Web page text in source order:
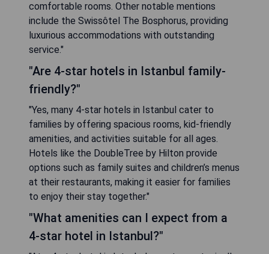
comfortable rooms. Other notable mentions
include the Swissôtel The Bosphorus, providing
luxurious accommodations with outstanding
service."
"Are 4-star hotels in Istanbul family-
friendly?"
"Yes, many 4-star hotels in Istanbul cater to
families by offering spacious rooms, kid-friendly
amenities, and activities suitable for all ages.
Hotels like the DoubleTree by Hilton provide
options such as family suites and children’s menus
at their restaurants, making it easier for families
to enjoy their stay together."
"What amenities can I expect from a
4-star hotel in Istanbul?"